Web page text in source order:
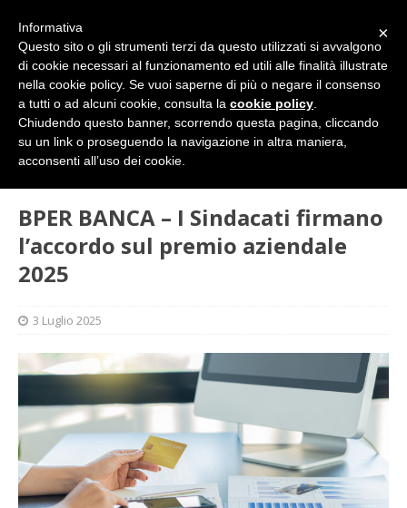
SINDACATO
BPER BANCA – I Sindacati firmano
l’accordo sul premio aziendale 2025
BPER BANCA – I Sindacati firmano
l’accordo sul premio aziendale
2025
3 Luglio 2025
×
Informativa
Questo sito o gli strumenti terzi da questo utilizzati si avvalgono
di cookie necessari al funzionamento ed utili alle finalità illustrate
nella cookie policy. Se vuoi saperne di più o negare il consenso
a tutti o ad alcuni cookie, consulta la cookie policy
Chiudendo questo banner, scorrendo questa pagina, cliccando
su un link o proseguendo la navigazione in altra maniera,
acconsenti all’uso dei cookie.